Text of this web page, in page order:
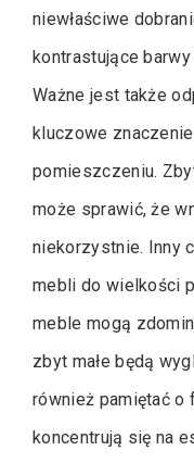
niewłaściwe
kontrastujące
Ważne jest także
kluczowe
pomieszczeniu.
może sprawić, że
niekorzystnie. Inny
mebli do wielkości
meble mogą
zbyt małe będą
również pamiętać o
koncentrują się na